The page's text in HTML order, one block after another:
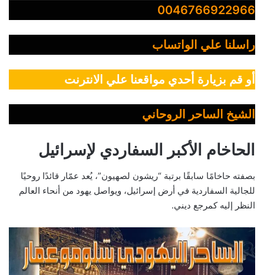
0046766922966
راسلنا علي الواتساب
أو قم بزيارة أحدي مواقعنا علي الانترنت
الشيخ الساحر الروحاني
الحاخام الأكبر السفاردي لإسرائيل
بصفته حاخامًا سابقًا برتبة “ريشون لصهيون”، يُعد عمّار قائدًا روحيًا
للجالية السفاردية في أرض إسرائيل، ويواصل يهود من أنحاء العالم
النظر إليه كمرجع ديني.